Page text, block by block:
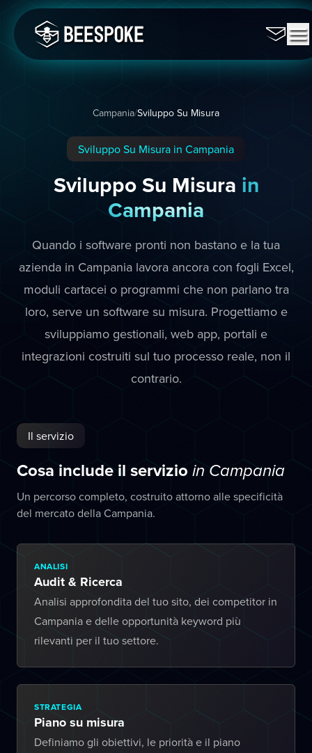
Campania/Sviluppo Su Misura
Sviluppo Su Misura in Campania
Sviluppo Su Misura in
Campania
Quando i software pronti non bastano e la tua
azienda in Campania lavora ancora con fogli Excel,
moduli cartacei o programmi che non parlano tra
loro, serve un software su misura. Progettiamo e
sviluppiamo gestionali, web app, portali e
integrazioni costruiti sul tuo processo reale, non il
contrario.
Il servizio
Cosa include il servizio in Campania
Un percorso completo, costruito attorno alle specificità
del mercato della Campania.
ANALISI
Audit & Ricerca
Analisi approfondita del tuo sito, dei competitor in
Campania e delle opportunità keyword più
rilevanti per il tuo settore.
STRATEGIA
Piano su misura
Definiamo gli obiettivi, le priorità e il piano